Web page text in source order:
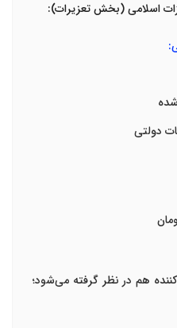
اسلامی (بخش تعزیرات):
:
دولتی
هم در نظر گرفته می‌شود؛